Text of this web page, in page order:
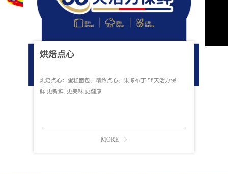
烘焙点心
烘焙点心：蛋糕面包、精致点心、果冻布丁 58天活力保
鲜 更新鲜 更美味 更健康
MORE